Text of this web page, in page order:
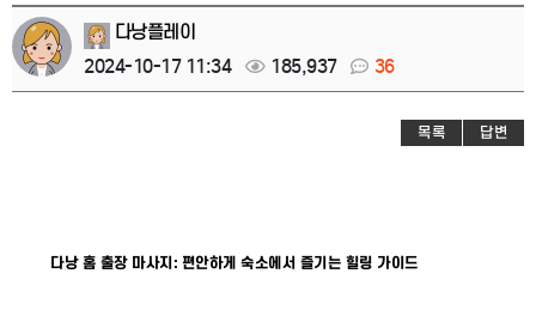
다낭플레이
2024-10-17 11:34
185,937 36
목록 답변
다낭 홈 출장 마사지: 편안하게 숙소에서 즐기는 힐링 가이드